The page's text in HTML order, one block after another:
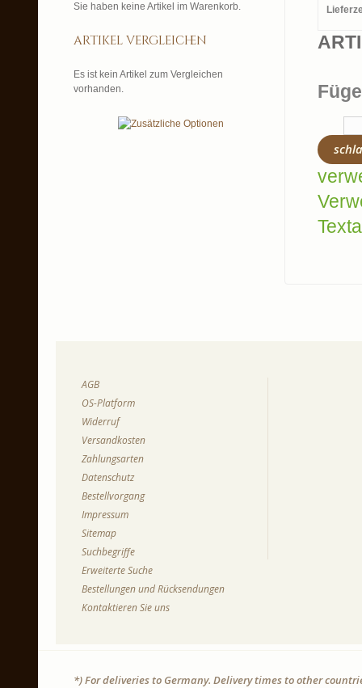
Sie haben keine Artikel im Warenkorb.
artikel vergleichen
Es ist kein Artikel zum Vergleichen
vorhanden.
AGB
OS-Platform
Widerruf
Versandkosten
Zahlungsarten
Datenschutz
Bestellvorgang
Impressum
Sitemap
Suchbegriffe
Erweiterte Suche
Bestellungen und Rücksendungen
Kontaktieren Sie uns
*) For deliveries to Germany. Delivery times to other